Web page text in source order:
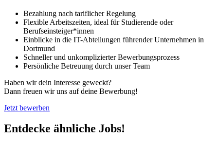
Bezahlung nach tariflicher Regelung
Flexible Arbeitszeiten, ideal für Studierende oder
Berufseinsteiger*innen
Einblicke in die IT-Abteilungen führender Unternehmen in
Dortmund
Schneller und unkomplizierter Bewerbungsprozess
Persönliche Betreuung durch unser Team
Haben wir dein Interesse geweckt?
Dann freuen wir uns auf deine Bewerbung!
Jetzt bewerben
Entdecke ähnliche Jobs!